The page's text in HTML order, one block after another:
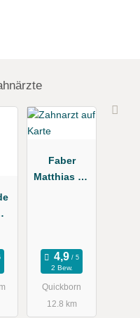
Faber
Matthias Dr.
2 Bew.
Quickborn
12.8 km